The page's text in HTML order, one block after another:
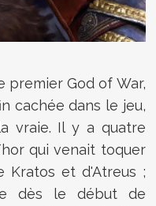
premier God of War,
cachée dans le jeu,
vraie. Il y a quatre
qui venait toquer
Kratos et d'Atreus ;
dès le début de